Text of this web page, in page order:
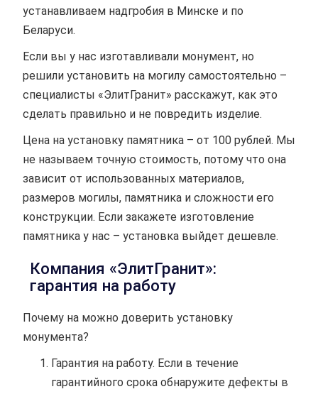
устанавливаем надгробия в Минске и по
Беларуси.
Если вы у нас изготавливали монумент, но
решили установить на могилу самостоятельно –
специалисты «ЭлитГранит» расскажут, как это
сделать правильно и не повредить изделие.
Цена на установку памятника – от 100 рублей. Мы
не называем точную стоимость, потому что она
зависит от использованных материалов,
размеров могилы, памятника и сложности его
конструкции. Если закажете изготовление
памятника у нас – установка выйдет дешевле.
Компания «ЭлитГранит»:
гарантия на работу
Почему на можно доверить установку
монумента?
Гарантия на работу. Если в течение
гарантийного срока обнаружите дефекты в